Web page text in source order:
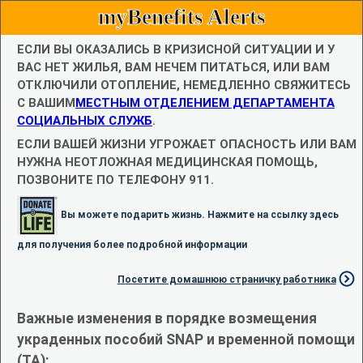
myBenefits Alerts
ЕСЛИ ВЫ ОКАЗАЛИСЬ В КРИЗИСНОЙ СИТУАЦИИ И У
ВАС НЕТ ЖИЛЬЯ, ВАМ НЕЧЕМ ПИТАТЬСЯ, ИЛИ ВАМ
ОТКЛЮЧИЛИ ОТОПЛЕНИЕ, НЕМЕДЛЕННО СВЯЖИТЕСЬ
С ВАШИММЕСТНЫМ ОТДЕЛЕНИЕМ ДЕПАРТАМЕНТА
СОЦИАЛЬНЫХ СЛУЖБ.
ЕСЛИ ВАШЕЙ ЖИЗНИ УГРОЖАЕТ ОПАСНОСТЬ ИЛИ ВАМ
НУЖНА НЕОТЛОЖНАЯ МЕДИЦИНСКАЯ ПОМОЩЬ,
ПОЗВОНИТЕ ПО ТЕЛЕФОНУ 911.
Вы можете подарить жизнь. Нажмите на ссылку здесь
для получения более подробной информации
Посетите домашнюю страничку работника
Важные изменения в порядке возмещения
украденных пособий SNAP и временной помощи